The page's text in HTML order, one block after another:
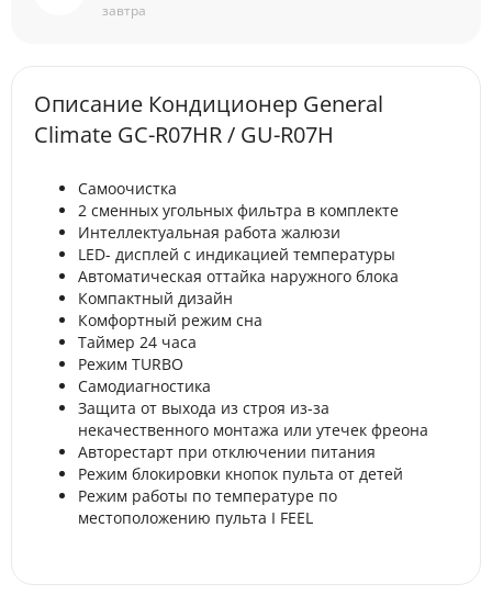
завтра
Описание Кондиционер General
Climate GC-R07HR / GU-R07H
Самоочистка
2 сменных угольных фильтра в комплекте
Интеллектуальная работа жалюзи
LED- дисплей с индикацией температуры
Автоматическая оттайка наружного блока
Компактный дизайн
Комфортный режим сна
Таймер 24 часа
Режим TURBO
Самодиагностика
Защита от выхода из строя из-за
некачественного монтажа или утечек фреона
Авторестарт при отключении питания
Режим блокировки кнопок пульта от детей
Режим работы по температуре по
местоположению пульта I FEEL